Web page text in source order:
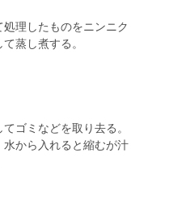
理したものをニンニク
蒸し煮する。
ゴミなどを取り去る。
から入れると縮むが汁